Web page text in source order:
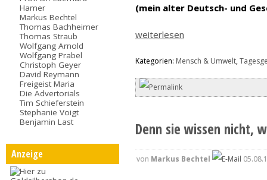
Hamer
Markus Bechtel
Thomas Bachheimer
Thomas Straub
Wolfgang Arnold
Wolfgang Prabel
Christoph Geyer
David Reymann
Freigeist Maria
Die Advertorials
Tim Schieferstein
Stephanie Voigt
Benjamin Last
Anzeige
(mein alter Deutsch- und
weiterlesen
Kategorien: Mensch & Umwelt,
Denn sie wissen nicht,
von Markus Bechtel